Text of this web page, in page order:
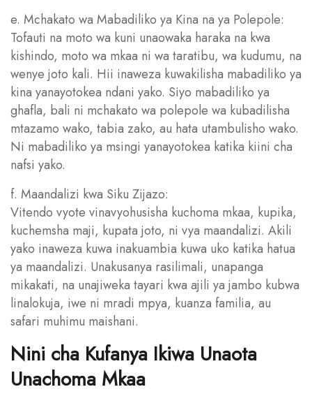
e. Mchakato wa Mabadiliko ya Kina na ya Polepole:
Tofauti na moto wa kuni unaowaka haraka na kwa
kishindo, moto wa mkaa ni wa taratibu, wa kudumu, na
wenye joto kali. Hii inaweza kuwakilisha mabadiliko ya
kina yanayotokea ndani yako. Siyo mabadiliko ya
ghafla, bali ni mchakato wa polepole wa kubadilisha
mtazamo wako, tabia zako, au hata utambulisho wako.
Ni mabadiliko ya msingi yanayotokea katika kiini cha
nafsi yako.
f. Maandalizi kwa Siku Zijazo:
Vitendo vyote vinavyohusisha kuchoma mkaa, kupika,
kuchemsha maji, kupata joto, ni vya maandalizi. Akili
yako inaweza kuwa inakuambia kuwa uko katika hatua
ya maandalizi. Unakusanya rasilimali, unapanga
mikakati, na unajiweka tayari kwa ajili ya jambo kubwa
linalokuja, iwe ni mradi mpya, kuanza familia, au
safari muhimu maishani.
Nini cha Kufanya Ikiwa Unaota
Unachoma Mkaa